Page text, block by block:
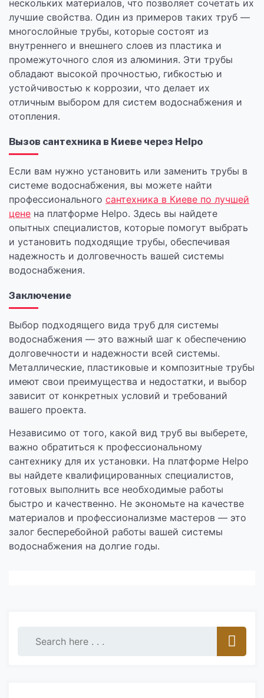
нескольких материалов, что позволяет сочетать их
лучшие свойства. Один из примеров таких труб —
многослойные трубы, которые состоят из
внутреннего и внешнего слоев из пластика и
промежуточного слоя из алюминия. Эти трубы
обладают высокой прочностью, гибкостью и
устойчивостью к коррозии, что делает их
отличным выбором для систем водоснабжения и
отопления.
Вызов сантехника в Киеве через Helpo
Если вам нужно установить или заменить трубы в
системе водоснабжения, вы можете найти
профессионального сантехника в Киеве по лучшей
цене на платформе Helpo. Здесь вы найдете
опытных специалистов, которые помогут выбрать
и установить подходящие трубы, обеспечивая
надежность и долговечность вашей системы
водоснабжения.
Заключение
Выбор подходящего вида труб для системы
водоснабжения — это важный шаг к обеспечению
долговечности и надежности всей системы.
Металлические, пластиковые и композитные трубы
имеют свои преимущества и недостатки, и выбор
зависит от конкретных условий и требований
вашего проекта.
Независимо от того, какой вид труб вы выберете,
важно обратиться к профессиональному
сантехнику для их установки. На платформе Helpo
вы найдете квалифицированных специалистов,
готовых выполнить все необходимые работы
быстро и качественно. Не экономьте на качестве
материалов и профессионализме мастеров — это
залог бесперебойной работы вашей системы
водоснабжения на долгие годы.